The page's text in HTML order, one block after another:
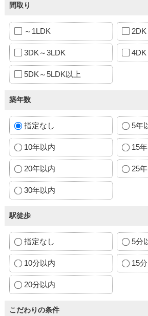
間取り
～1LDK
3DK～3LDK 4DK
5DK～5LDK以上
築年数
指定なし 5年
10年以内 15
20年以内 25
30年以内
駅徒歩
指定なし 5分
10分以内 15
20分以内
こだわりの条件